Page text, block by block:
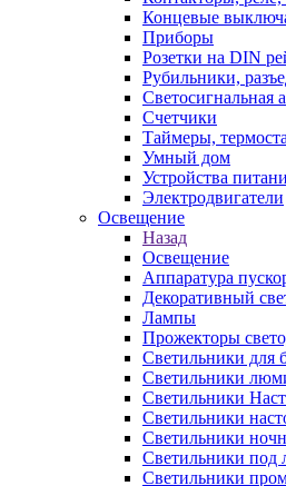
Концевые
Приборы
Розетки на DIN
Рубильники,
Светосигнальная
Счетчики
Таймеры,
Умный дом
Устройства
Электродвигатели
Освещение
Назад
Освещение
Аппаратура
Декоративный
Лампы
Прожекторы
Светильники для
Светильники
Светильники
Светильники
Светильники
Светильники под
Светильники